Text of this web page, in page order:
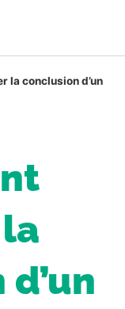
la conclusion d’un